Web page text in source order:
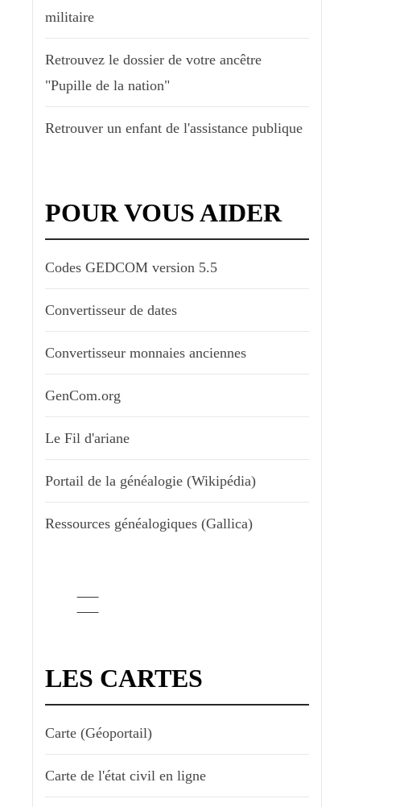
militaire
Retrouvez le dossier de votre ancêtre
"Pupille de la nation"
Retrouver un enfant de l'assistance publique
POUR VOUS AIDER
Codes GEDCOM version 5.5
Convertisseur de dates
Convertisseur monnaies anciennes
GenCom.org
Le Fil d'ariane
Portail de la généalogie (Wikipédia)
Ressources généalogiques (Gallica)
LES CARTES
Carte (Géoportail)
Carte de l'état civil en ligne